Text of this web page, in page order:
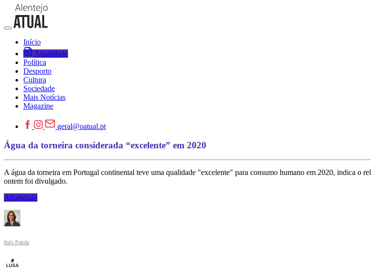
Início
Atualidade
Política
Desporto
Cultura
Sociedade
Mais Notícias
Magazine
geral@oatual.pt
Água da torneira considerada “excelente” em 2020
A água da torneira em Portugal continental teve uma qualidade "excelente" para consumo humano em 2020, indica o
ontem foi divulgado.
Atualidade
Inês Patola